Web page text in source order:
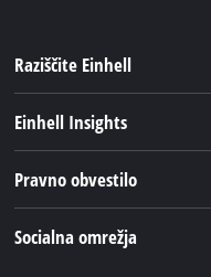
Raziščite Einhell
Aku sistem
Einhell Insights
Einhell globalno
Pravno obvestilo
Socialna omrežja